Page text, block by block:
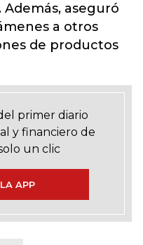
Además, aseguró
a otros
de productos
primer diario
y financiero de
un clic
APP